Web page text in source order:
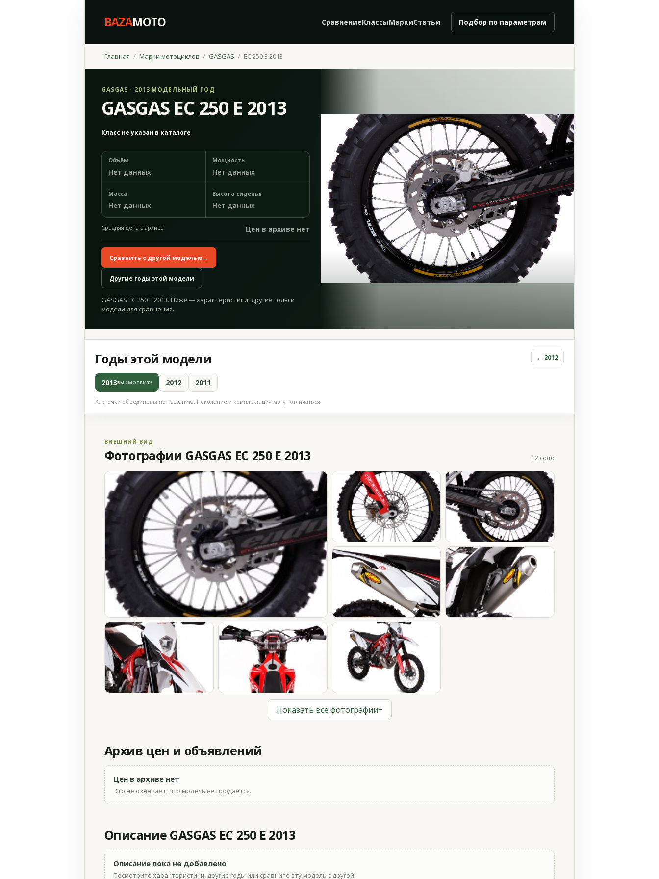
BAZAMOTO СравнениеКлассыМаркиСтатьи Подбор по параметрам
Главная Марки мотоциклов GASGAS EC 250 E 2013
GASGAS · 2013 МОДЕЛЬНЫЙ ГОД
GASGAS EC 250 E 2013
Класс не указан в каталоге
Объём
Нет данных
Мощность
Нет данных
Масса
Нет данных
Высота сиденья
Нет данных
Средняя цена в архиве Цен в архиве нет
Сравнить с другой моделью→
Другие годы этой модели
GASGAS EC 250 E 2013. Ниже — характеристики, другие годы и
модели для сравнения.
Годы этой модели ← 2012
2013ВЫ СМОТРИТЕ 2012 2011
Карточки объединены по названию. Поколение и комплектация могут отличаться.
ВНЕШНИЙ ВИД
Фотографии GASGAS EC 250 E 2013 12 фото
Показать все фотографии+
Архив цен и объявлений
Цен в архиве нет
Это не означает, что модель не продаётся.
Описание GASGAS EC 250 E 2013
Описание пока не добавлено
Посмотрите характеристики, другие годы или сравните эту модель с другой.